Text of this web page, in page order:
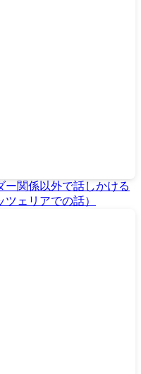
ー関係以外で話しかける
ェリアでの話）